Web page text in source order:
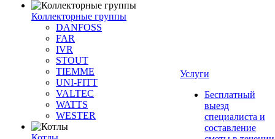
Коллекторные группы
DANFOSS
FAR
IVR
STOUT
TIEMME
UNI-FITT
VALTEC
WATTS
WESTER
Услуги
Бесплатный
выезд
специалиста и
составление